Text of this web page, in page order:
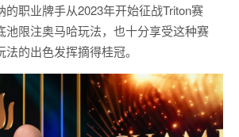
的职业牌手从2023年开始征战Triton赛
池限注奥马哈玩法，也十分享受这种赛
的出色发挥摘得桂冠。